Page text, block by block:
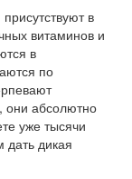
в
витаминов и
в
по
они абсолютно
уже тысячи
дать дикая